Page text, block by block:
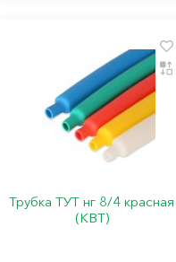
Трубка ТУТ нг 8/4 красная
(КВТ)